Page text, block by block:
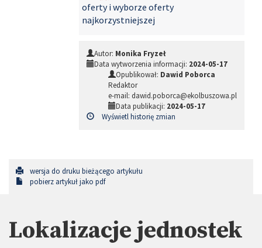
oferty i wyborze oferty
najkorzystniejszej
Autor: Monika Fryzeł
Data wytworzenia informacji: 2024-05-17
Opublikował: Dawid Poborca
Redaktor
e-mail: dawid.poborca@ekolbuszowa.pl
Data publikacji: 2024-05-17
Wyświetl historię zmian
wersja do druku bieżącego artykułu
pobierz artykuł jako pdf
Lokalizacje jednostek